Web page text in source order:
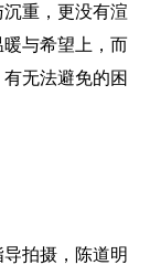
沉重，更没有渲
与希望上，而
无法避免的困
拍摄，陈道明